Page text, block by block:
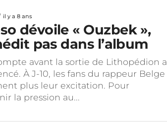
il y a 8 ans
dévoile « Ouzbek »,
pas dans l’album
avant la sortie de Lithopédion a
À J-10, les fans du rappeur Belge
plus leur excitation. Pour
la pression au...